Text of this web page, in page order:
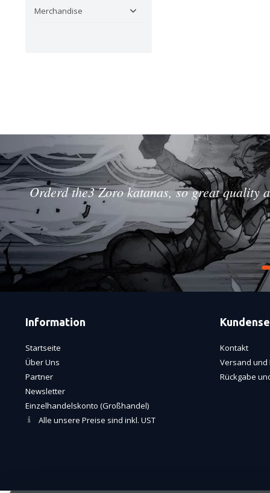
Merchandise
Orderd the3 Zoro katanas, so great
Information
Startseite
Über Uns
Partner
Newsletter
Einzelhandelskonto (Großhandel)
Alle unsere Preise sind inkl. UST
Kontakt
Versand und
Rückgabe